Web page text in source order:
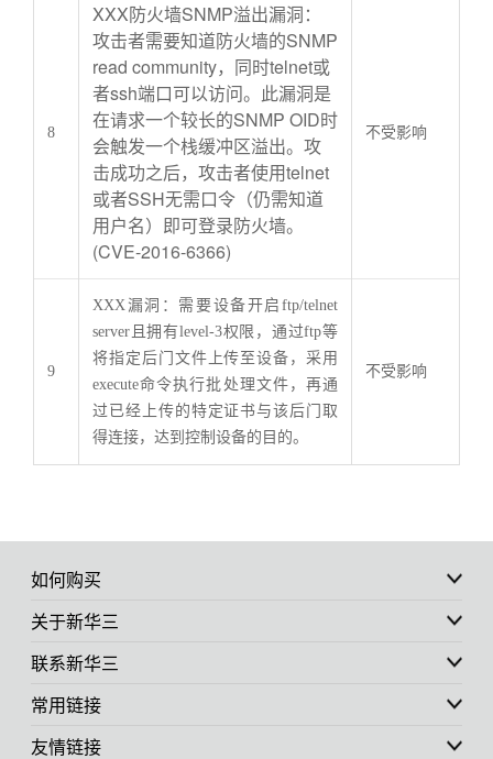
8
XXX防火墙SNMP溢出漏洞：
攻击者需要知道防火墙的SNMP
read community，同时telnet或
者ssh端口可以访问。此漏洞是
在请求一个较长的SNMP OID时
会触发一个栈缓冲区溢出。攻
击成功之后，攻击者使用telnet
或者SSH无需口令（仍需知道
用户名）即可登录防火墙。
(CVE-2016-6366)
不受影响
9
XXX漏洞：需要设备开启ftp/telnet
server且拥有level-3权限，通过ftp等
将指定后门文件上传至设备，采用
execute命令执行批处理文件，再通
过已经上传的特定证书与该后门取
得连接，达到控制设备的目的。
不受影响
如何购买
关于新华三
联系新华三
常用链接
友情链接